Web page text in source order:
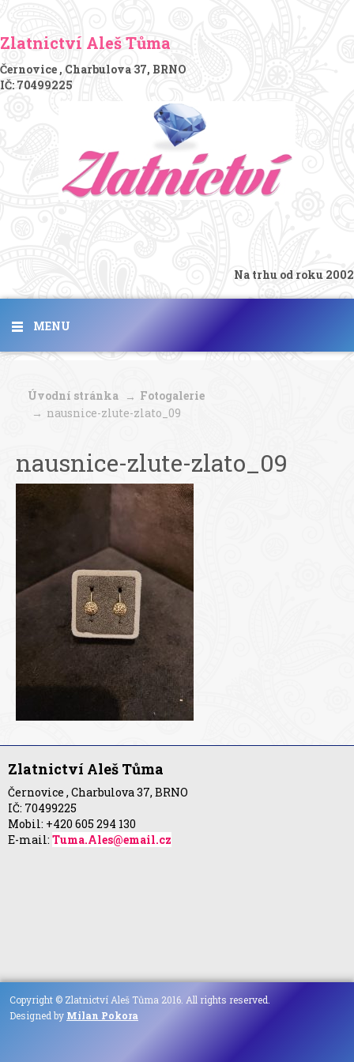
Zlatnictví Aleš Tůma
Černovice , Charbulova 37, BRNO
IČ: 70499225
Na trhu od roku 2002
MENU
Úvodní stránka
Fotogalerie
nausnice-zlute-zlato_09
nausnice-zlute-zlato_09
Zlatnictví Aleš Tůma
Černovice , Charbulova 37, BRNO
IČ: 70499225
Mobil: +420 605 294 130
E-mail: Tuma.Ales@email.cz
Copyright © Zlatnictví Aleš Tůma 2016. All rights reserved.
Designed by Milan Pokora